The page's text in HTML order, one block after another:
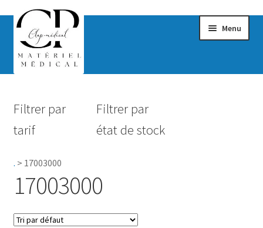
Menu
Hygiène
Filtrer par
tarif
Filtrer par
état de stock
. > 17003000
17003000